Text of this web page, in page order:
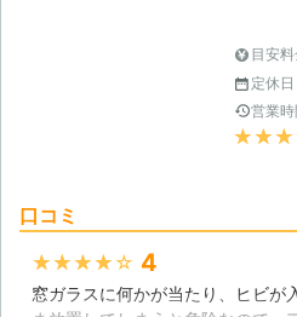
会社は
よりよ
してい
放置し
ルの中
断が付
ます。
たら、
て、私
目安料
定休日
営業時
口コミ
★★★★★ 4
窓ガラスに何かが当たり、ヒビが